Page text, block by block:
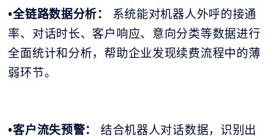
•全链路数据分析： 系统能对机器人外呼的接通
率、对话时长、客户响应、意向分类等数据进行
全面统计和分析，帮助企业发现续费流程中的薄
弱环节。
•客户流失预警： 结合机器人对话数据，识别出